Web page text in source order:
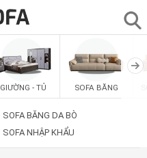
GIƯỜNG - TỦ SOFA BĂNG
SOFA BĂNG DA BÒ
SOFA NHẬP KHẨU